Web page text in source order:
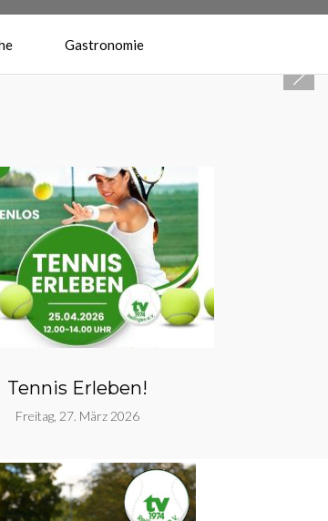
Gastronomie
Reilingen 1974 e.V.
Tennis Erleben!
Freitag, 27. März 2026